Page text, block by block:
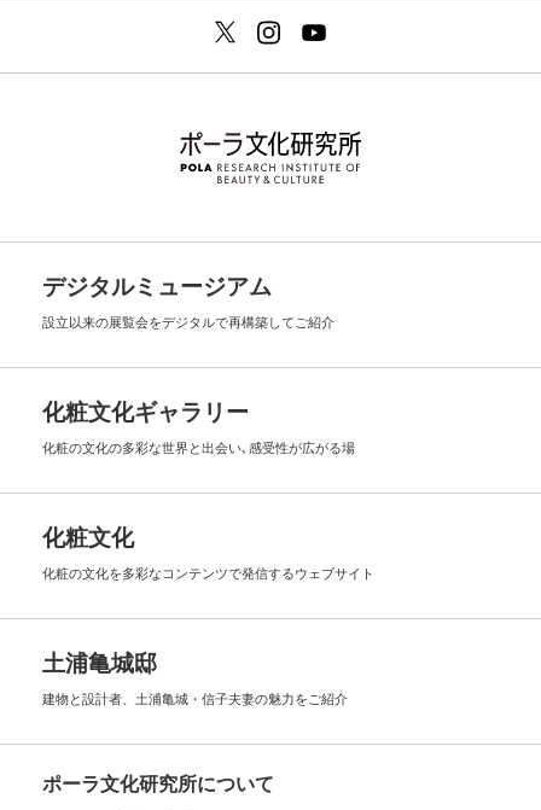
デジタルミュージアム
設立以来の展覧会をデジタルで再構築してご紹介
化粧文化ギャラリー
化粧の文化の多彩な世界と出会い､ 感受性が広がる場
化粧文化
化粧の文化を多彩なコンテンツで発信するウェブサイト
土浦亀城邸
建物と設計者、土浦亀城・信子夫妻の魅力をご紹介
ポーラ文化研究所について